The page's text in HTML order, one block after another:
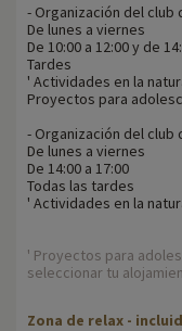
- Organización del club
De lunes a viernes
De 10:00 a 12:00 y de
Tardes
' Actividades en la
Proyectos para
- Organización del club
De lunes a viernes
De 14:00 a 17:00
Todas las tardes
' Actividades en la
' Proyectos para
seleccionar tu
Zona de relax -